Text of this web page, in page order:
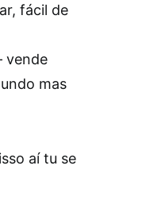
fácil de
vende
mas
aí tu se